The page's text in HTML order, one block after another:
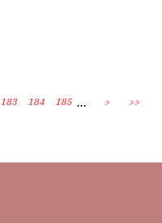
183 184 185 ... > >>